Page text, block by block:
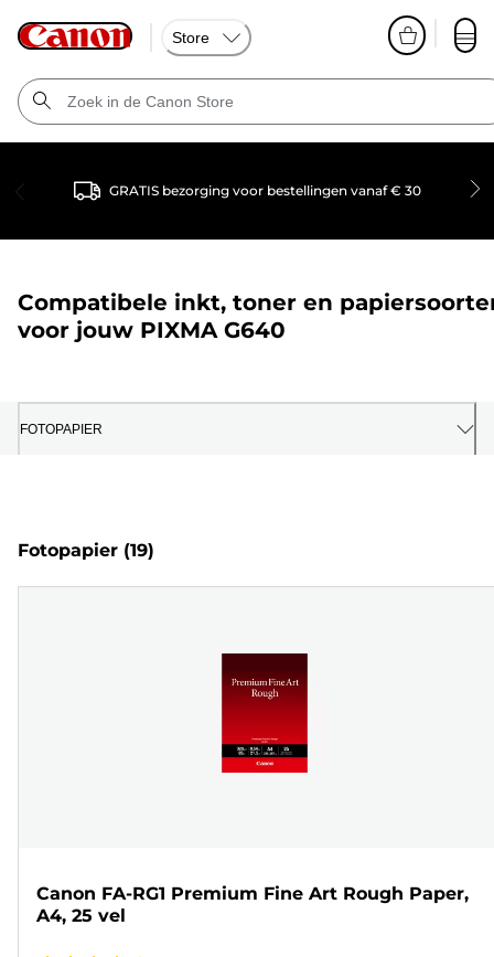
Store
GRATIS bezorging voor bestellingen vanaf € 30
Compatibele inkt, toner en
voor jouw PIXMA G640
FOTOPAPIER
Fotopapier (19)
Canon FA-RG1 Premium Fine Art Rough Paper,
A4, 25 vel